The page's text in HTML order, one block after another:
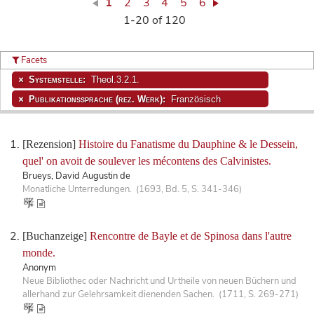
1 2 3 4 5
6
1-20 of 120
[Rezension] Histoire du Fanatisme du Dauphine & le Dessein,
quel' on avoit de soulever les mécontens des Calvinistes.
Brueys, David Augustin de
Monatliche Unterredungen. (1693, Bd. 5, S. 341-346)
[Buchanzeige] Rencontre de Bayle et de Spinosa dans l'autre
monde.
Anonym
Neue Bibliothec oder Nachricht und Urtheile von neuen Büchern und
allerhand zur Gelehrsamkeit dienenden Sachen. (1711, S. 269-271)
Facets
Systemstelle: Theol.3.2.1.
Publikationssprache (rez. Werk): Französisch